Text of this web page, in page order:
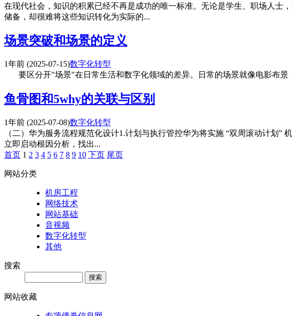
在现代社会，知识的积累已经不再是成功的唯一标准。无论是学生、职场人士
储备，却很难将这些知识转化为实际的...
场景突破和场景的定义
1年前 (2025-07-15)数字化转型
要区分开"场景"在日常生活和数字化领域的差异。日常的场景就像电影布景
鱼骨图和5why的关联与区别
1年前 (2025-07-08)数字化转型
（二）华为服务流程规范化设计1.计划与执行管控华为将实施 “双周滚动计划
立即启动根因分析，找出...
首页 1 2 3 4 5 6 7 8 9 10 下页 尾页
网站分类
机房工程
网络技术
网站基础
音视频
数字化转型
其他
搜索
网站收藏